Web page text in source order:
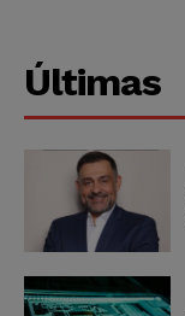
Últimas